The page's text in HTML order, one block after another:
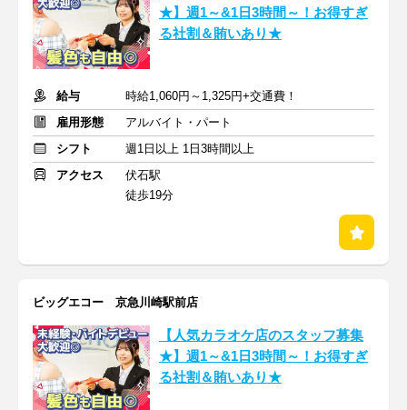
★】週1～&1日3時間～！お得すぎ
る社割＆賄いあり★
給与
時給1,060円～1,325円+交通費！
雇用形態
アルバイト・パート
シフト
週1日以上 1日3時間以上
アクセス
伏石駅
徒歩19分
ビッグエコー 京急川崎駅前店
【人気カラオケ店のスタッフ募集
★】週1～&1日3時間～！お得すぎ
る社割＆賄いあり★